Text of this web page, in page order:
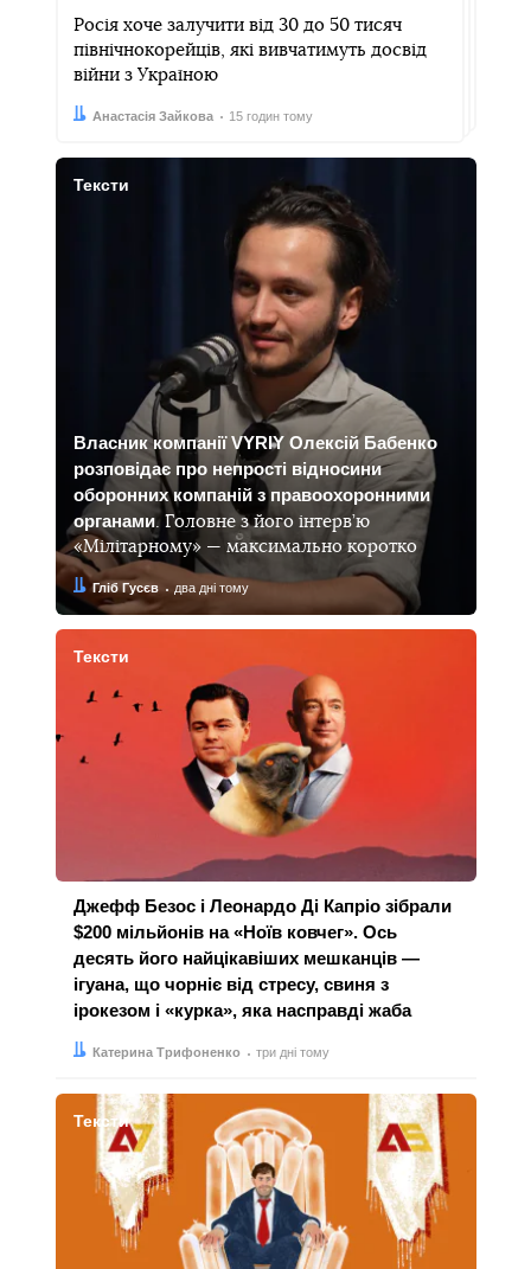
Росія хоче залучити від 30 до 50 тисяч
північнокорейців, які вивчатимуть досвід
війни з Україною
Автор:Анастасія Зайкова
Дата: 15 годин тому
Тексти
Власник компанії VYRIY Олексій Бабенко
розповідає про непрості відносини
оборонних компаній з правоохоронними
органами. Головне з його інтерв’ю
«Мілітарному» — максимально коротко
Автор:Гліб Гусєв
Дата: два дні тому
Тексти
Джефф Безос і Леонардо Ді Капріо зібрали
$200 мільйонів на «Ноїв ковчег». Ось
десять його найцікавіших мешканців —
ігуана, що чорніє від стресу, свиня з
ірокезом і «курка», яка насправді жаба
Автор:Катерина Трифоненко
Дата: три дні тому
Тексти